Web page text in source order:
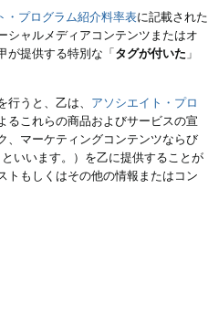
・プログラム紹介料率表に記載された
シャルメディアコンテンツまたはオ
が提供する特別な「タグが付いた 」
うと、乙は、 アソシエイト・プロ
るこれらの商品およびサービスの宣
、マーケティングコンテンツならび
といいます。）を乙に提供することが
トもしくはその他の情報またはコン